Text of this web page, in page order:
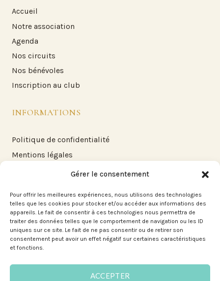
Gérer le consentement
Pour offrir les meilleures expériences, nous utilisons des technologies
telles que les cookies pour stocker et/ou accéder aux informations des
appareils. Le fait de consentir à ces technologies nous permettra de
traiter des données telles que le comportement de navigation ou les ID
uniques sur ce site. Le fait de ne pas consentir ou de retirer son
consentement peut avoir un effet négatif sur certaines caractéristiques
et fonctions.
ACCEPTER
Accueil
Notre association
Agenda
Nos circuits
Nos bénévoles
Inscription au club
INFORMATIONS
Politique de confidentialité
Mentions légales
NOUS CONTACTER
Club Vosgien Pays de Dabo 6 rue de la grotte 57850 -
Dabo
Téléphone : +33 6 41 59 99 72
E-mail: contact@clubvosgiendabo.fr